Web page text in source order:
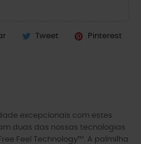
Tweet Pinterest
excepcionais com estes
duas das nossas tecnologias
Feel Technology™. A palmilha